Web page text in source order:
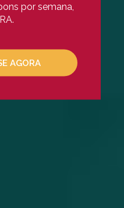
MD Codes
Microagulhamento
NCTF
Peeling De Ácido
por semana,
AGORA